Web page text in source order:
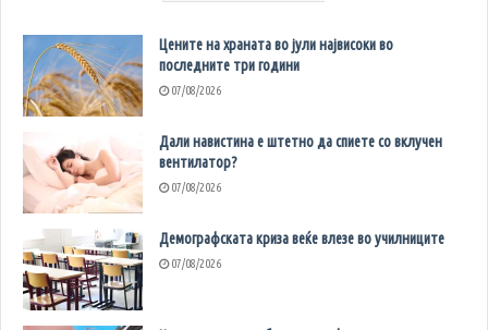
Цените на храната во јули највисоки во
последните три години
07/08/2026
Дали навистина е штетно да спиете со вклучен
вентилатор?
07/08/2026
Демографската криза веќе влезе во училниците
07/08/2026